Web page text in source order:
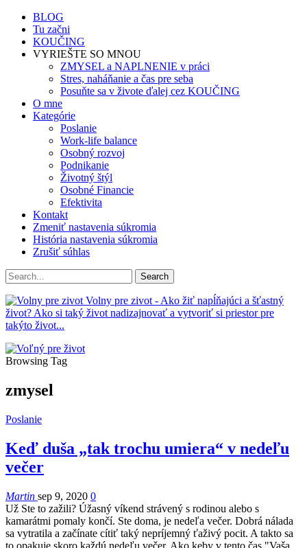
BLOG
Tu začni
KOUČING
VYRIEŠTE SO MNOU
ZMYSEL a NAPLNENIE v práci
Stres, naháňanie a čas pre seba
Posuňte sa v živote ďalej cez KOUČING
O mne
Kategórie
Poslanie
Work-life balance
Osobný rozvoj
Podnikanie
Životný štýl
Osobné Financie
Efektivita
Kontakt
Zmeniť nastavenia súkromia
História nastavenia súkromia
Zrušiť súhlas
Volny pre zivot - Ako žiť napĺňajúci a šťastný
život? Ako si taký život nadizajnovať a vytvoriť si priestor pre
takýto život...
Browsing Tag
zmysel
Poslanie
Keď duša „tak trochu umiera“ v nedeľu
večer
Martin sep 9, 2020 0
Už Ste to zažili? Úžasný víkend strávený s rodinou alebo s
kamarátmi pomaly končí. Ste doma, je nedeľa večer. Dobrá nálada
sa vytratila a začínate cítiť taký nepríjemný ťaživý pocit. A takto sa
to opakuje skoro každú nedeľu večer. Ako keby v tento čas "Vaša